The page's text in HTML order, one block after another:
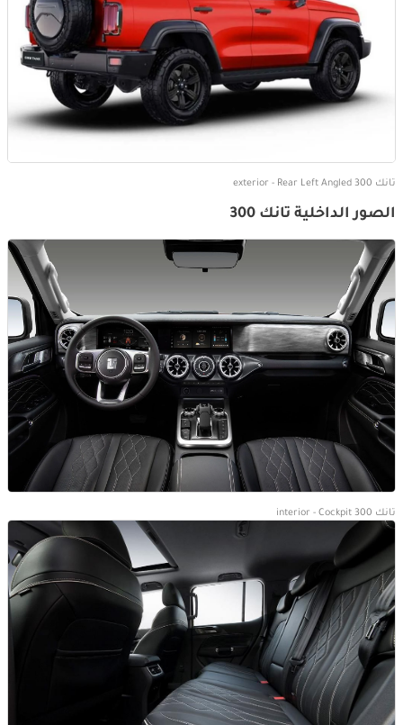
تانك 300 exterior - Rear Left Angled
الصور الداخلية تانك 300
تانك 300 interior - Cockpit